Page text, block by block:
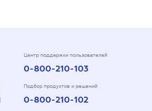
Центр поддержки пользователей
0-800-210-103
Подбор продуктов и решений
0-800-210-102